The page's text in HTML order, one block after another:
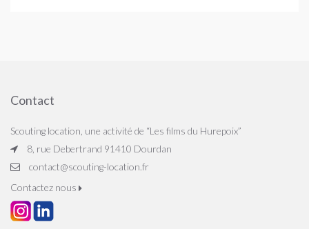
Contact
Scouting location, une activité de “Les films du Hurepoix”
8, rue Debertrand 91410 Dourdan
contact@scouting-location.fr
Contactez nous